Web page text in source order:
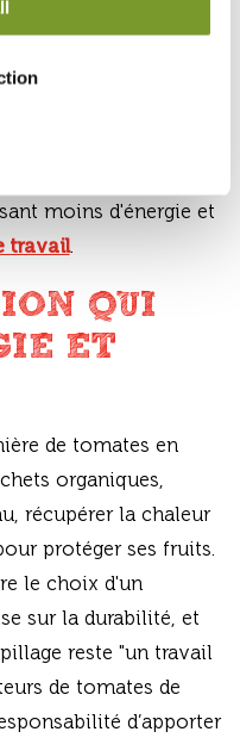
ont du goût. Le rôle
des assortiments de
moins d'énergie et
travail.
QUI
ET
de tomates en
organiques,
récupérer la chaleur
protéger ses fruits.
le choix d'un
sur la durabilité, et
reste "un travail
de tomates de
d’apporter